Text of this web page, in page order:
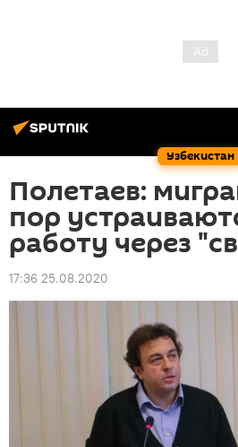
Узбекистан
Полетаев:
пор
работу через
17:36 25.08.2020